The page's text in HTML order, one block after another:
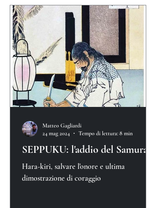
SEPPUKU: l'addio del Samurai
Hara-kiri, salvare l'onore e ultima
dimostrazione di coraggio
Matteo Gagliardi
24 mag 2024
Tempo di lettura: 8 min